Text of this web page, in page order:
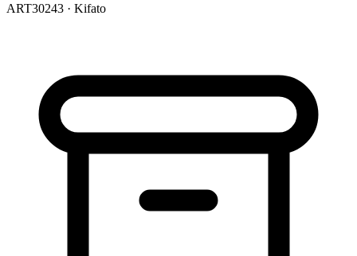
ART30243 · Kifato